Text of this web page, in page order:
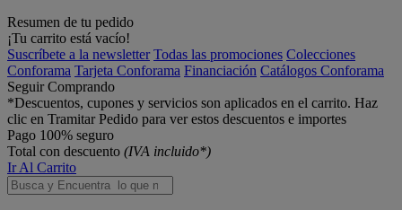
Resumen de tu pedido
¡Tu carrito está vacío!
Suscríbete a la newsletter Todas las promociones Colecciones
Conforama Tarjeta Conforama Financiación Catálogos Conforama
Seguir Comprando
*Descuentos, cupones y servicios son aplicados en el carrito. Haz
clic en Tramitar Pedido para ver estos descuentos e importes
Pago 100% seguro
Total con descuento (IVA incluido*)
Ir Al Carrito